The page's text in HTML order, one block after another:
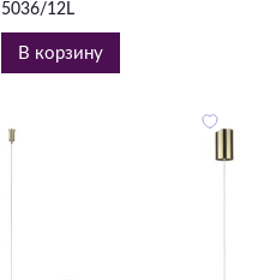
5036/12L
В корзину